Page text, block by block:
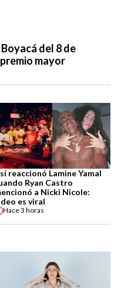
del 8 de
mayor
reaccionó Lamine Yamal
Ryan Castro
a Nicki Nicole:
es viral
Hace3 horas